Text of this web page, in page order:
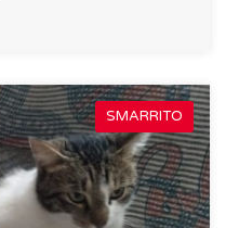
SMARRITO